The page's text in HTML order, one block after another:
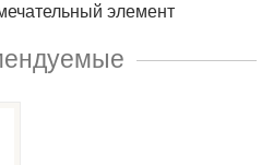
элемент